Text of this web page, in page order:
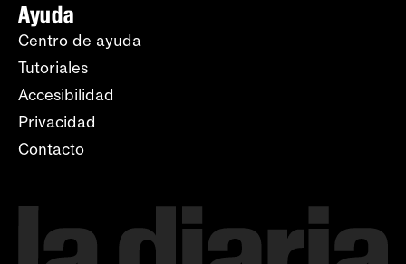
Ayuda
Centro de ayuda
Tutoriales
Accesibilidad
Privacidad
Contacto